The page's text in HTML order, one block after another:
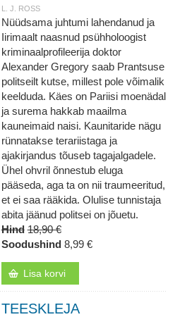
L. J. ROSS
Nüüdsama juhtumi lahendanud ja
Iirimaalt naasnud psühholoogist
kriminaalprofileerija doktor
Alexander Gregory saab Prantsuse
politseilt kutse, millest pole võimalik
keelduda. Käes on Pariisi moenädal
ja surema hakkab maailma
kauneimaid naisi. Kaunitaride nägu
rünnatakse terariistaga ja
ajakirjandus tõuseb tagajalgadele.
Ühel ohvril õnnestub eluga
pääseda, aga ta on nii traumeeritud,
et ei saa rääkida. Olulise tunnistaja
abita jäänud politsei on jõuetu.
Hind 18,90 €
Soodushind 8,99 €
Lisa korvi
TEESKLEJA